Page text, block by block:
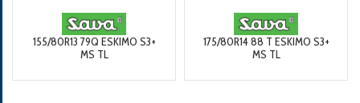
155/80R13 79Q ESKIMO S3+
MS TL
175/80R14 88 T ESKIMO S3+
MS TL